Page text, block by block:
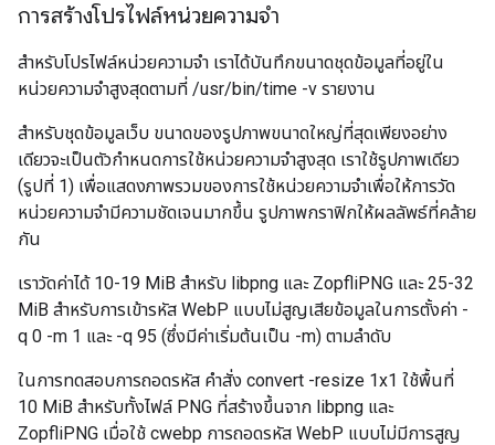
การสร้างโปรไฟล์หน่วยความจํา
สําหรับโปรไฟล์หน่วยความจํา เราได้บันทึกขนาดชุดข้อมูลที่อยู่ใน
หน่วยความจําสูงสุดตามที่ /usr/bin/time -v รายงาน
สำหรับชุดข้อมูลเว็บ ขนาดของรูปภาพขนาดใหญ่ที่สุดเพียงอย่าง
เดียวจะเป็นตัวกำหนดการใช้หน่วยความจำสูงสุด เราใช้รูปภาพเดียว
(รูปที่ 1) เพื่อแสดงภาพรวมของการใช้หน่วยความจำเพื่อให้การวัด
หน่วยความจำมีความชัดเจนมากขึ้น รูปภาพกราฟิกให้ผลลัพธ์ที่คล้าย
กัน
เราวัดค่าได้ 10-19 MiB สำหรับ libpng และ ZopfliPNG และ 25-32
MiB สำหรับการเข้ารหัส WebP แบบไม่สูญเสียข้อมูลในการตั้งค่า -
q 0 -m 1 และ -q 95 (ซึ่งมีค่าเริ่มต้นเป็น -m) ตามลำดับ
ในการทดสอบการถอดรหัส คำสั่ง convert -resize 1x1 ใช้พื้นที่
10 MiB สำหรับทั้งไฟล์ PNG ที่สร้างขึ้นจาก libpng และ
ZopfliPNG เมื่อใช้ cwebp การถอดรหัส WebP แบบไม่มีการสูญ